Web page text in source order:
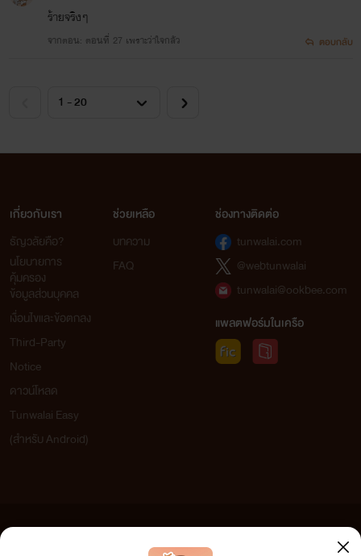
ร้ายจริงๆ
จากตอน: ตอนที่ 27 เพราะว่าใจกลัว ตอบกลับ
เกี่ยวกับเรา
ธัญวลัยคือ?
นโยบายการ
คุ้มครอง
ข้อมูลส่วนบุคคล
เงื่อนไขและข้อตกลง
Third-Party
Notice
ดาวน์โหลด
Tunwalai Easy
(สำหรับ Android)
ช่วยเหลือ
บทความ
FAQ
ช่องทางติดต่อ
tunwalai.com
@webtunwalai
tunwalai@ookbee.com
แพลตฟอร์มในเครือ